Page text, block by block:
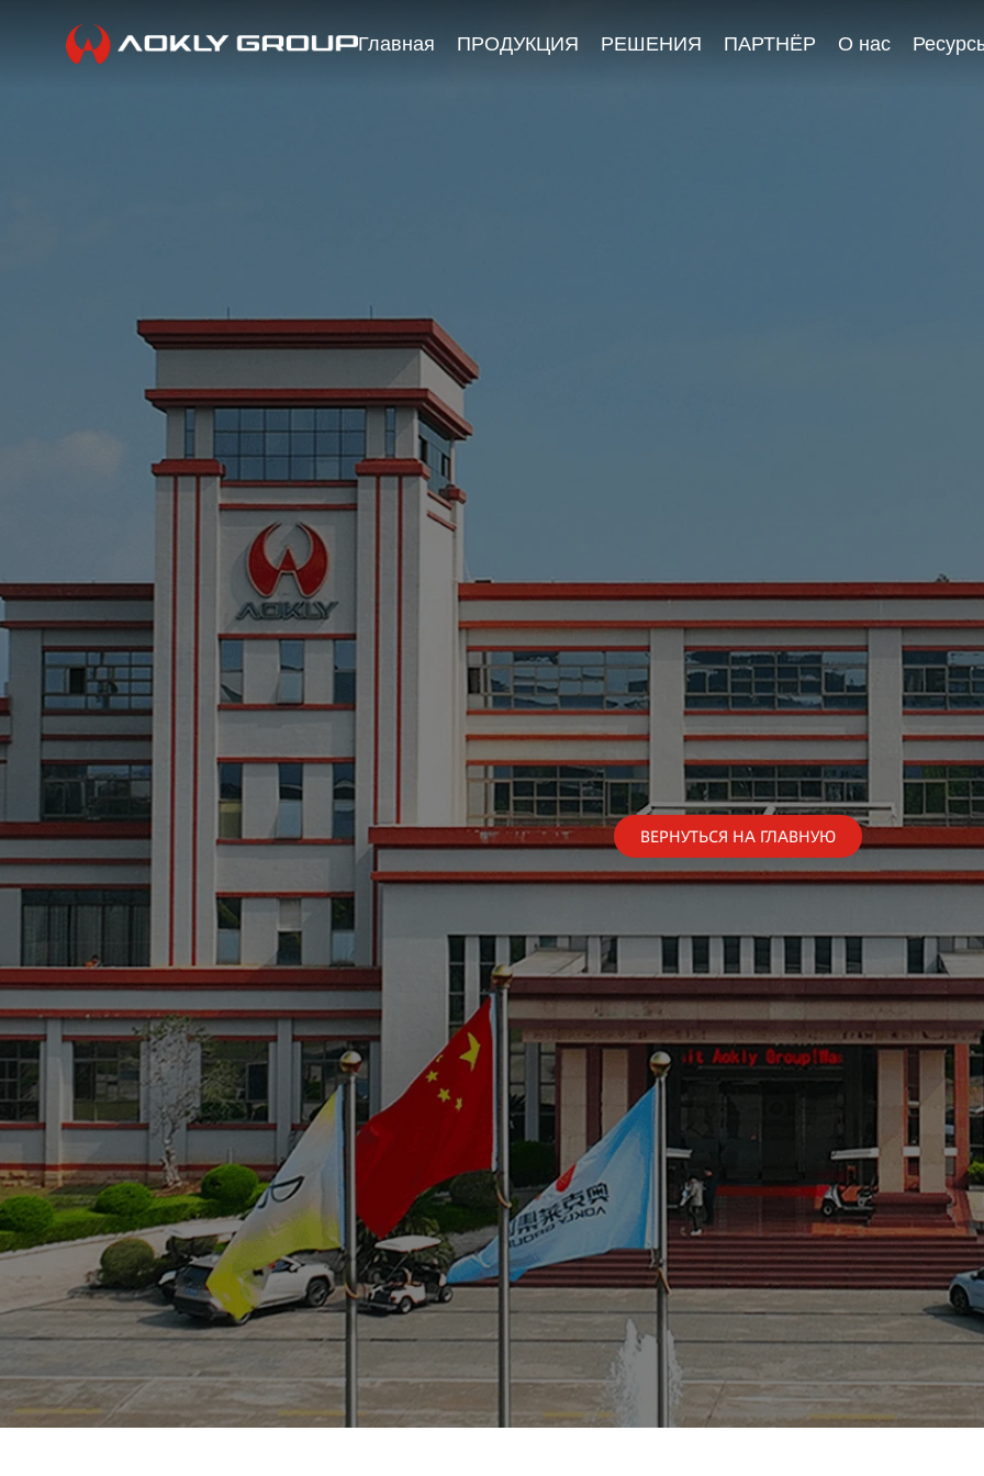
Главная ПРОДУКЦИЯ РЕШЕНИЯ ПАРТНЁР О нас
ВЕРНУТЬСЯ НА ГЛАВНУЮ